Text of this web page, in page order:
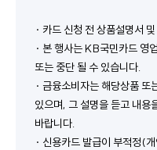
· 카드 신청 전 상품설명서
· 본 행사는 KB국민카드 영
또는 중단 될 수 있습니다.
· 금융소비자는 해당상품
있으며, 그 설명을 듣고 내용
바랍니다.
· 신용카드 발급이 부적정(